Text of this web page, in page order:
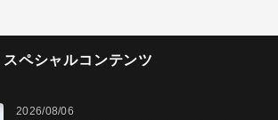
スペシャルコンテンツ
2026/08/06